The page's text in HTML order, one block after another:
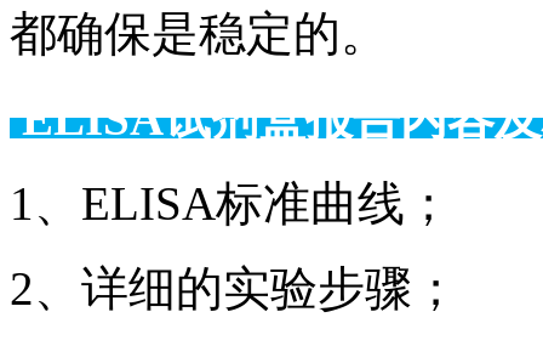
都确保是稳定的。
ELISA试剂盒报告内
1、ELISA标准曲线；
2、详细的实验步骤；